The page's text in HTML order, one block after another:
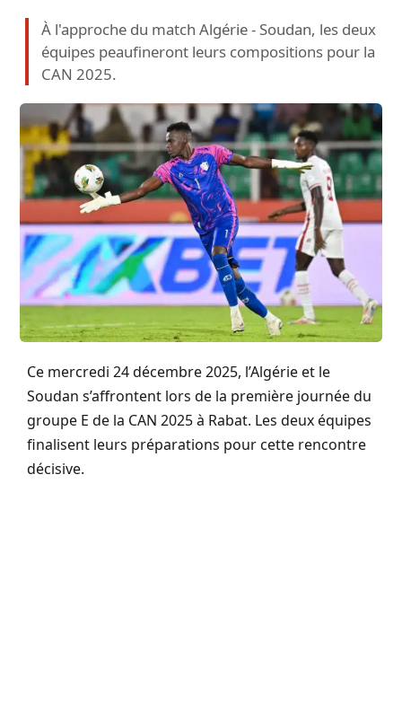
À l'approche du match Algérie - Soudan, les deux
équipes peaufineront leurs compositions pour la
CAN 2025.
Ce mercredi 24 décembre 2025, l’Algérie et le
Soudan s’affrontent lors de la première journée du
groupe E de la CAN 2025 à Rabat. Les deux équipes
finalisent leurs préparations pour cette rencontre
décisive.